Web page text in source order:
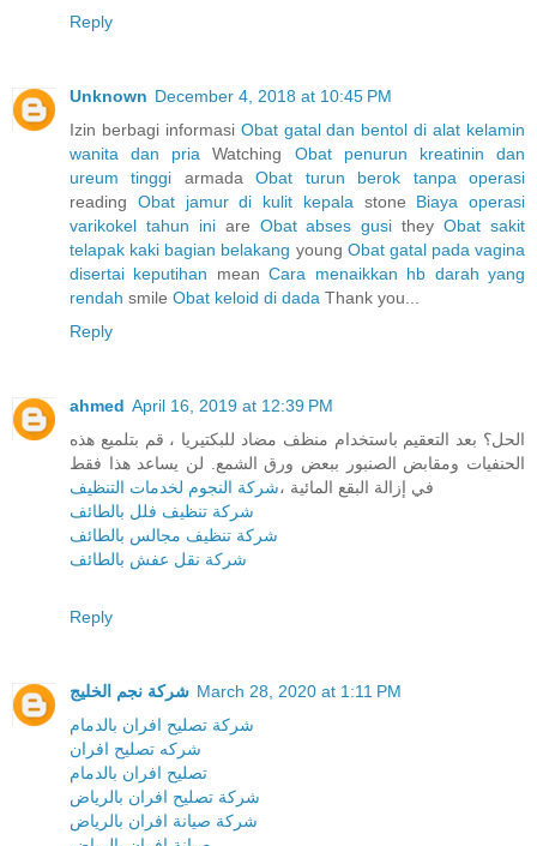
Reply
Unknown December 4, 2018 at 10:45 PM
Izin berbagi informasi Obat gatal dan bentol di alat kelamin
wanita dan pria Watching Obat penurun kreatinin dan
ureum tinggi armadaObat turun berok tanpa operasi
reading Obat jamur di kulit kepala stone Biaya operasi
varikokel tahun iniare Obat abses gusi theyObat sakit
telapak kaki bagian belakang young Obat gatal pada vagina
disertai keputihan meanCara menaikkan hb darah yang
rendah smile Obat keloid di dada Thank you...
Reply
ahmed April 16, 2019 at 12:39 PM
الحل؟ بعد التعقيم باستخدام منظف مضاد للبكتيريا ، قم بتلميع هذه
الحنفيات ومقابض الصنبور ببعض ورق الشمع. لن يساعد هذا فقط
في إزالة البقع المائية ،شركة النجوم لخدمات التنظيف
شركة تنظيف فلل بالطائف
شركة تنظيف مجالس بالطائف
شركة نقل عفش بالطائف
Reply
شركة نجم الخليج March 28, 2020 at 1:11 PM
شركة تصليح افران بالدمام
شركه تصليح افران
تصليح افران بالدمام
شركة تصليح افران بالرياض
شركة صيانة افران بالرياض